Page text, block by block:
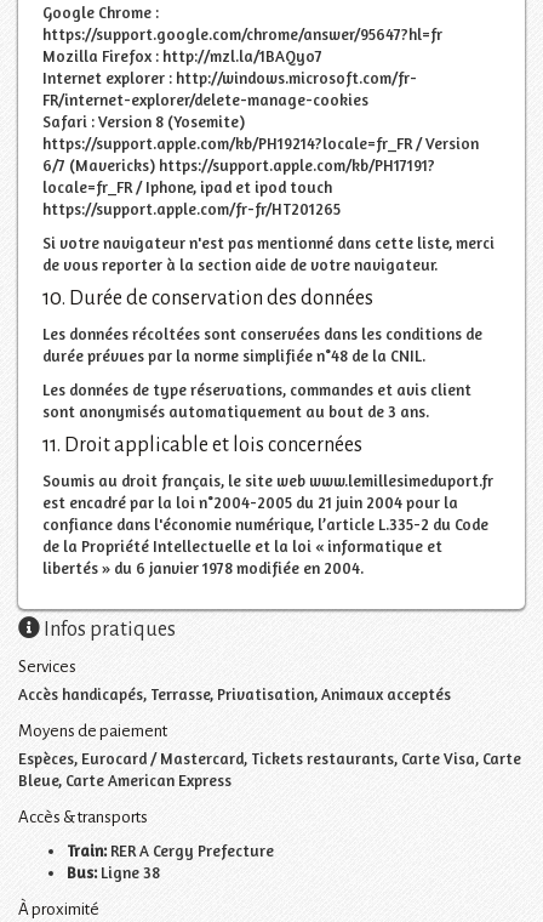
Google Chrome :
https://support.google.com/chrome/answer/95647?hl=fr
Mozilla Firefox : http://mzl.la/1BAQyo7
Internet explorer : http://windows.microsoft.com/fr-
FR/internet-explorer/delete-manage-cookies
Safari : Version 8 (Yosemite)
https://support.apple.com/kb/PH19214?locale=fr_FR / Version
6/7 (Mavericks) https://support.apple.com/kb/PH17191?
locale=fr_FR / Iphone, ipad et ipod touch
https://support.apple.com/fr-fr/HT201265
Si votre navigateur n'est pas mentionné dans cette liste, merci
de vous reporter à la section aide de votre navigateur.
10. Durée de conservation des données
Les données récoltées sont conservées dans les conditions de
durée prévues par la norme simplifiée n°48 de la CNIL.
Les données de type réservations, commandes et avis client
sont anonymisés automatiquement au bout de 3 ans.
11. Droit applicable et lois concernées
Soumis au droit français, le site web www.lemillesimeduport.fr
est encadré par la loi n°2004-2005 du 21 juin 2004 pour la
confiance dans l'économie numérique, l’article L.335-2 du Code
de la Propriété Intellectuelle et la loi « informatique et
libertés » du 6 janvier 1978 modifiée en 2004.
Infos pratiques
Services
Accès handicapés, Terrasse, Privatisation, Animaux acceptés
Moyens de paiement
Espèces, Eurocard / Mastercard, Tickets restaurants, Carte Visa, Carte
Bleue, Carte American Express
Accès & transports
Train:RER A Cergy Prefecture
Bus:Ligne 38
À proximité